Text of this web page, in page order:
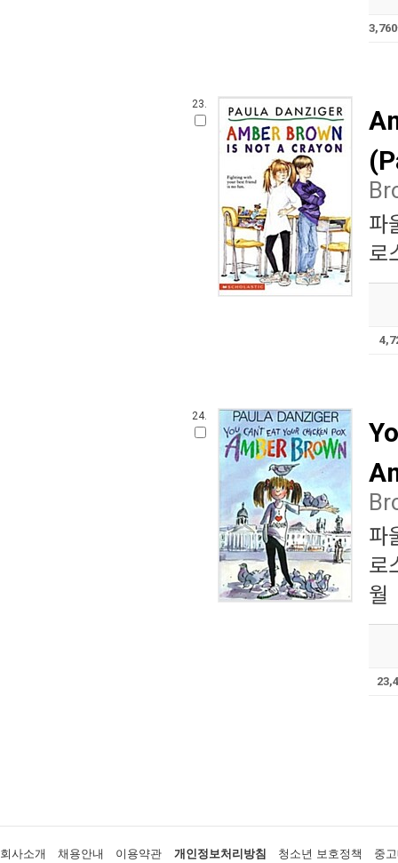
23.
파
로
24.
파
로
월
회사소개 채용안내 이용약관 개인정보처리방침 청소년 보호정책 중